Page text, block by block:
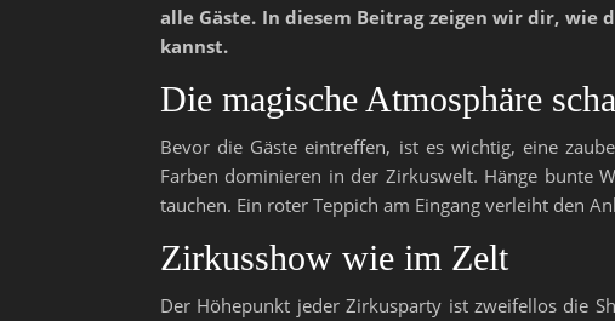
alle Gäste. In diesem Beitrag zeigen wir dir,
kannst.
Die magische Atmosphäre
Bevor die Gäste eintreffen, ist es wichtig, eine
Farben dominieren in der Zirkuswelt. Hänge bunte
tauchen. Ein roter Teppich am Eingang verleiht den
Zirkusshow wie im Zelt
Der Höhepunkt jeder Zirkusparty ist zweifellos die